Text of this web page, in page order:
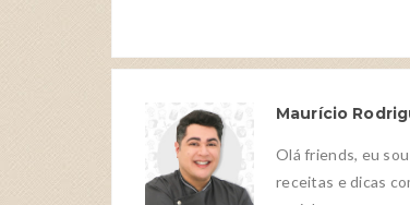
Maurício
Olá friends, eu
receitas e dicas